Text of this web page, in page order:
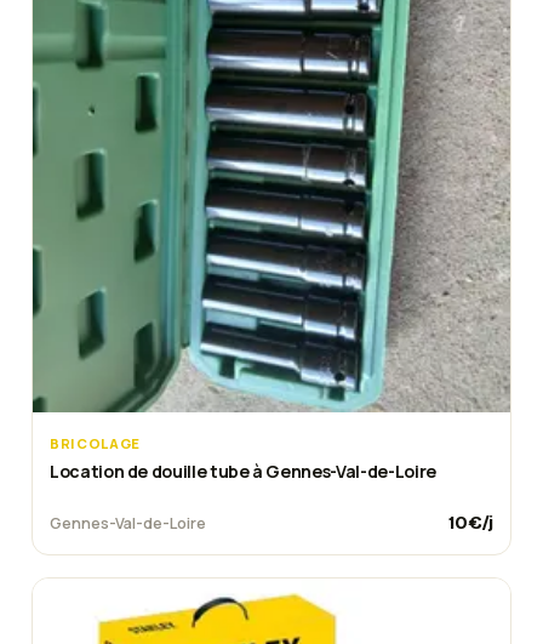
BRICOLAGE
Location de douille tube à Gennes-Val-de-Loire
Gennes-Val-de-Loire 10€/j